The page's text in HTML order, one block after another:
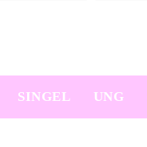
SINGEL UNG